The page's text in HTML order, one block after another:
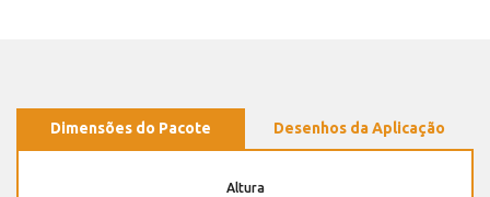
Dimensões do Pacote Desenhos da Aplicação
Altura